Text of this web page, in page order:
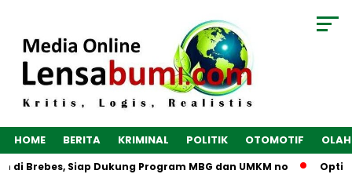
HOME BERITA KRIMINAL POLITIK OTOMOTIF
Brebes, Siap Dukung Program MBG dan UMKM no